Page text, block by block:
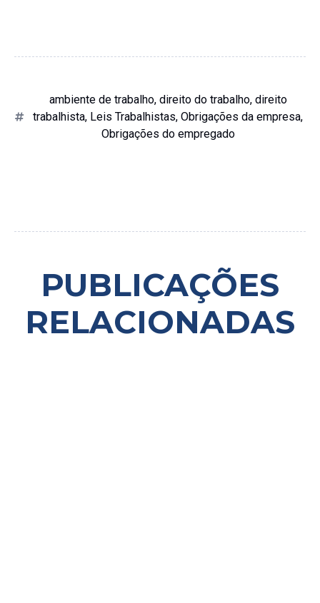
ambiente de trabalho, direito do trabalho, direito
trabalhista, Leis Trabalhistas, Obrigações da empresa,
Obrigações do empregado
PUBLICAÇÕES
RELACIONADAS